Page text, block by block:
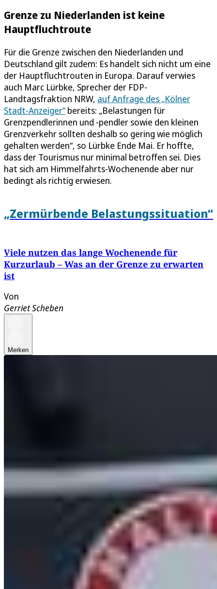
Grenze zu Niederlanden ist keine
Hauptfluchtroute
Für die Grenze zwischen den Niederlanden und
Deutschland gilt zudem: Es handelt sich nicht um eine
der Hauptfluchtrouten in Europa. Darauf verwies
auch Marc Lürbke, Sprecher der FDP-
Landtagsfraktion NRW, auf Anfrage des „Kölner
Stadt-Anzeiger“ bereits: „Belastungen für
Grenzpendlerinnen und -pendler sowie den kleinen
Grenzverkehr sollten deshalb so gering wie möglich
gehalten werden“, so Lürbke Ende Mai. Er hoffte,
dass der Tourismus nur minimal betroffen sei. Dies
hat sich am Himmelfahrts-Wochenende aber nur
bedingt als richtig erwiesen.
„Zermürbende Belastungssituation“
Viele nutzen das lange Wochenende für
Kurzurlaub – Was an der Grenze zu erwarten
ist
Von
Gerriet Scheben
Merken